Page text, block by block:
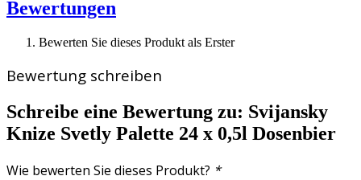
Bewertungen
Bewerten Sie dieses Produkt als Erster
Bewertung schreiben
Schreibe eine Bewertung zu: Svijansky
Knize Svetly Palette 24 x 0,5l Dosenbier
Wie bewerten Sie dieses Produkt? *